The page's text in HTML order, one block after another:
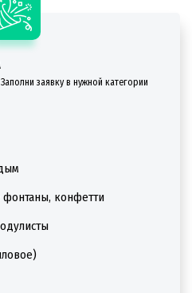
заявку в нужной категории
конфетти